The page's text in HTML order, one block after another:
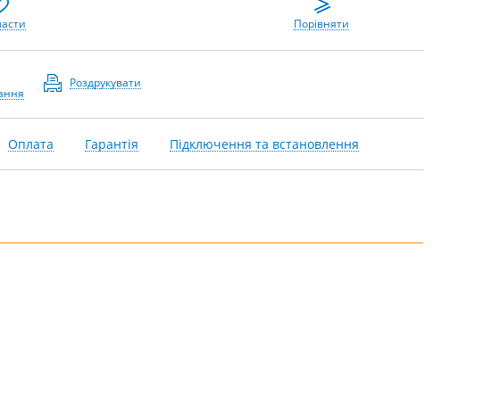
Порівняти
Роздрукувати
Оплата Гарантія Підключення та встановлення